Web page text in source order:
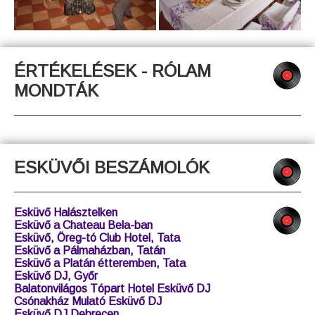
ÉRTÉKELÉSEK - RÓLAM
ESKÜVŐI BESZÁMOLÓK